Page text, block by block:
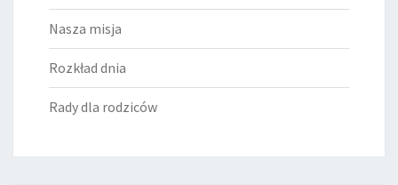
Nasza misja
Rozkład dnia
Rady dla rodziców